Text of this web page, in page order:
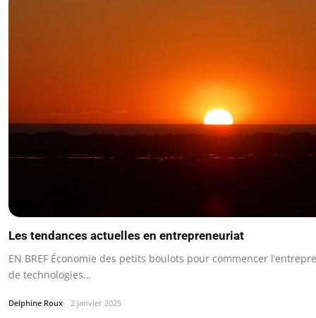
Les tendances actuelles en entrepreneuriat
EN BREF Économie des petits boulots pour commencer
de technologies…
Delphine Roux 2 janvier 2025